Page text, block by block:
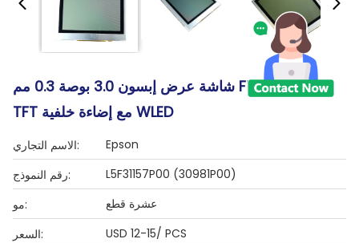
شاشة عرض إبسون 3.0 بوصة 0.3 مم FPC الصناعية
TFT مع إضاءة خلفية WLED
الاسم التجاري:
Epson
رقم النموذج:
L5F31157P00 (30981P00)
مو:
عشرة قطع
السعر:
USD 12-15/ PCS